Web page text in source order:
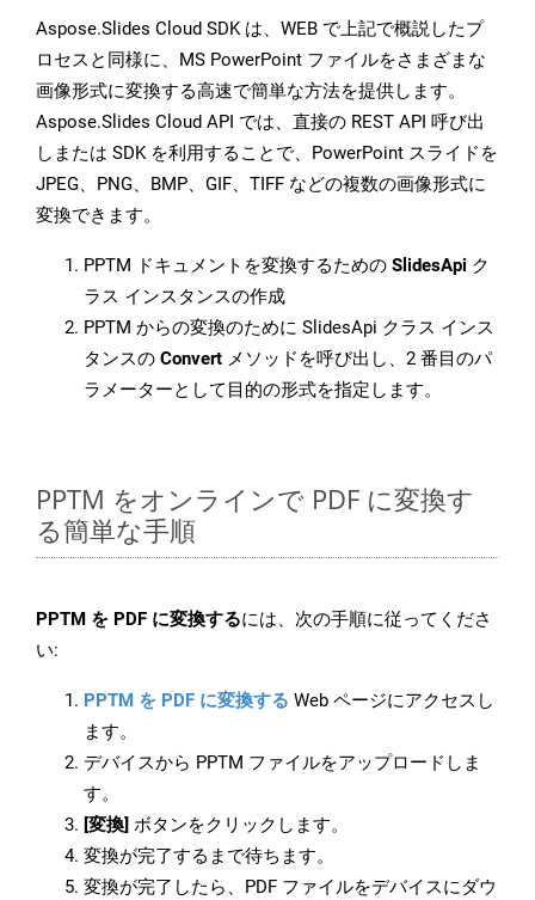
Aspose.Slides Cloud SDK は、WEB で上記で概説したプ
ロセスと同様に、MS PowerPoint ファイルをさまざまな
画像形式に変換する高速で簡単な方法を提供します。
Aspose.Slides Cloud API では、直接の REST API 呼び出
しまたは SDK を利用することで、PowerPoint スライドを
JPEG、PNG、BMP、GIF、TIFF などの複数の画像形式に
変換できます。
PPTM ドキュメントを変換するための SlidesApi ク
ラス インスタンスの作成
PPTM からの変換のために SlidesApi クラス インス
タンスの Convert メソッドを呼び出し、2 番目のパ
ラメーターとして目的の形式を指定します。
PPTM をオンラインで PDF に変換す
る簡単な手順
PPTM を PDF に変換するには、次の手順に従ってくださ
い:
PPTM を PDF に変換する Web ページにアクセスし
ます。
デバイスから PPTM ファイルをアップロードしま
す。
[変換] ボタンをクリックします。
変換が完了するまで待ちます。
変換が完了したら、PDF ファイルをデバイスにダウ